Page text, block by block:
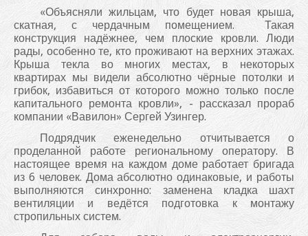
«Объясняли жильцам, что будет новая крыша,
скатная, с чердачным помещением. Такая
конструкция надёжнее, чем плоские кровли. Люди
рады, особенно те, кто проживают на верхних этажах.
Крыша текла во многих местах, в некоторых
квартирах мы видели абсолютно чёрные потолки и
грибок, избавиться от которого можно только после
капитального ремонта кровли», - рассказал прораб
компании «Вавилон» Сергей Узингер.
Подрядчик еженедельно отчитывается о
проделанной работе региональному оператору. В
настоящее время на каждом доме работает бригада
из 6 человек. Дома абсолютно одинаковые, и работы
выполняются синхронно: заменена кладка шахт
вентиляции и ведётся подготовка к монтажу
стропильных систем.